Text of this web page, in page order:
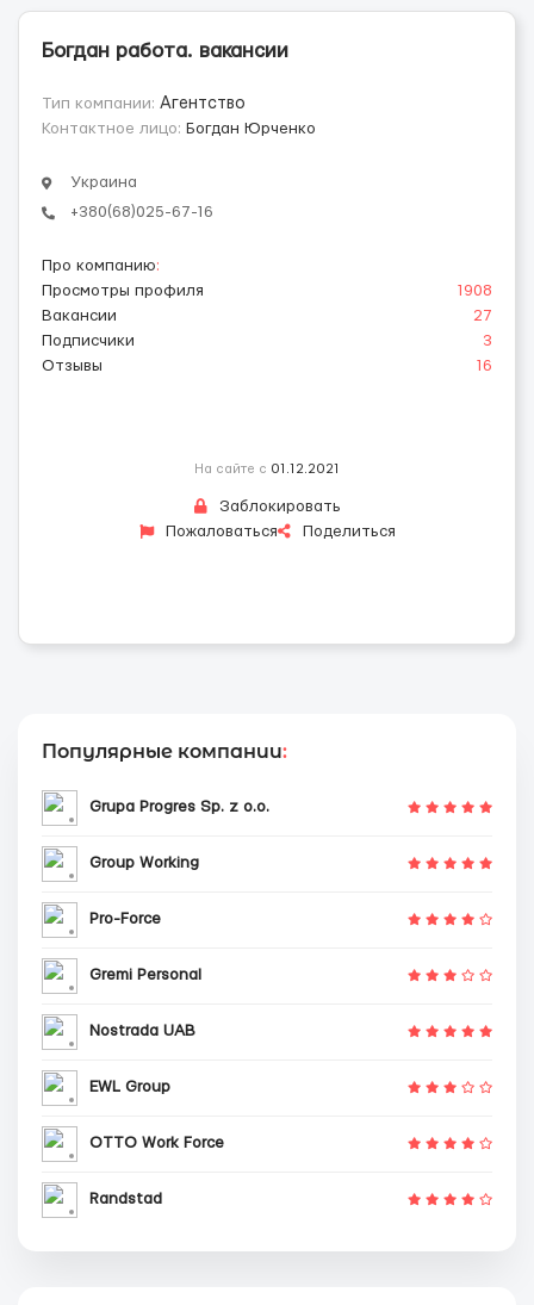
Богдан работа. вакансии
Тип компании: Агентство
Контактное лицо: Богдан Юрченко
Украина
+380(68)025-67-16
Про компанию:
Просмотры профиля
1908
Вакансии
27
Подписчики
3
Отзывы
16
На сайте с 01.12.2021
Заблокировать
Пожаловаться
Поделиться
Популярные компании:
Grupa Progres Sp. z o.o.
Group Working
Pro-Force
Gremi Personal
Nostrada UAB
EWL Group
OTTO Work Force
Randstad